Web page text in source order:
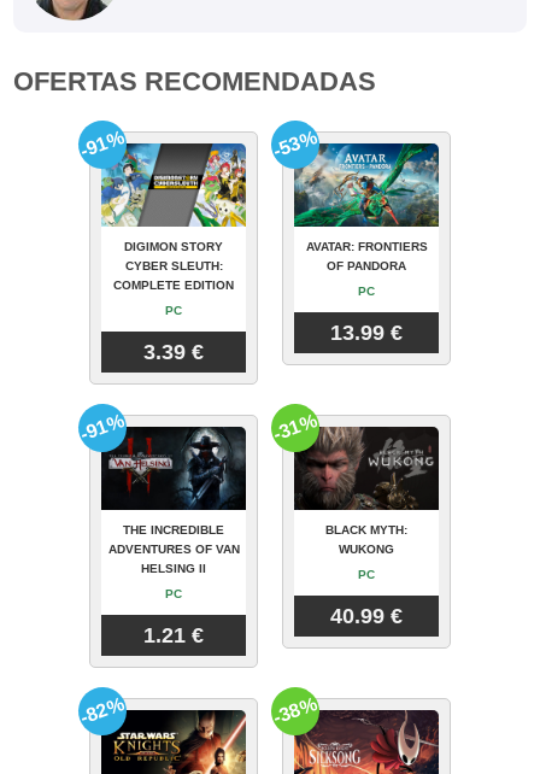
OFERTAS RECOMENDADAS
DIGIMON STORY
CYBER SLEUTH:
COMPLETE EDITION
PC
3.39 €
-91%
AVATAR: FRONTIERS
OF PANDORA
PC
13.99 €
-53%
THE INCREDIBLE
ADVENTURES OF VAN
HELSING II
PC
1.21 €
-91%
BLACK MYTH:
WUKONG
PC
40.99 €
-31%
-82% -38%